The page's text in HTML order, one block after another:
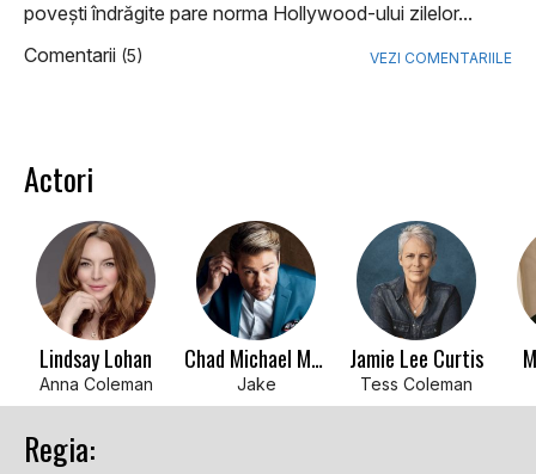
povești îndrăgite pare norma Hollywood-ului zilelor...
Comentarii (5) VEZI COMENTARIILE
Actori
Lindsay Lohan
Anna Coleman
Chad Michael Murray
Jake
Jamie Lee Curtis
Tess Coleman
Regia: